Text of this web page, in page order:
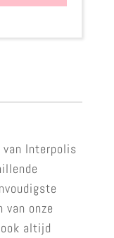
van Interpolis
van onze
altijd